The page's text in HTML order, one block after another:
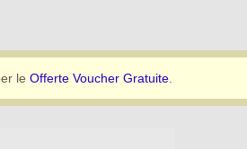
le Offerte Voucher Gratuite